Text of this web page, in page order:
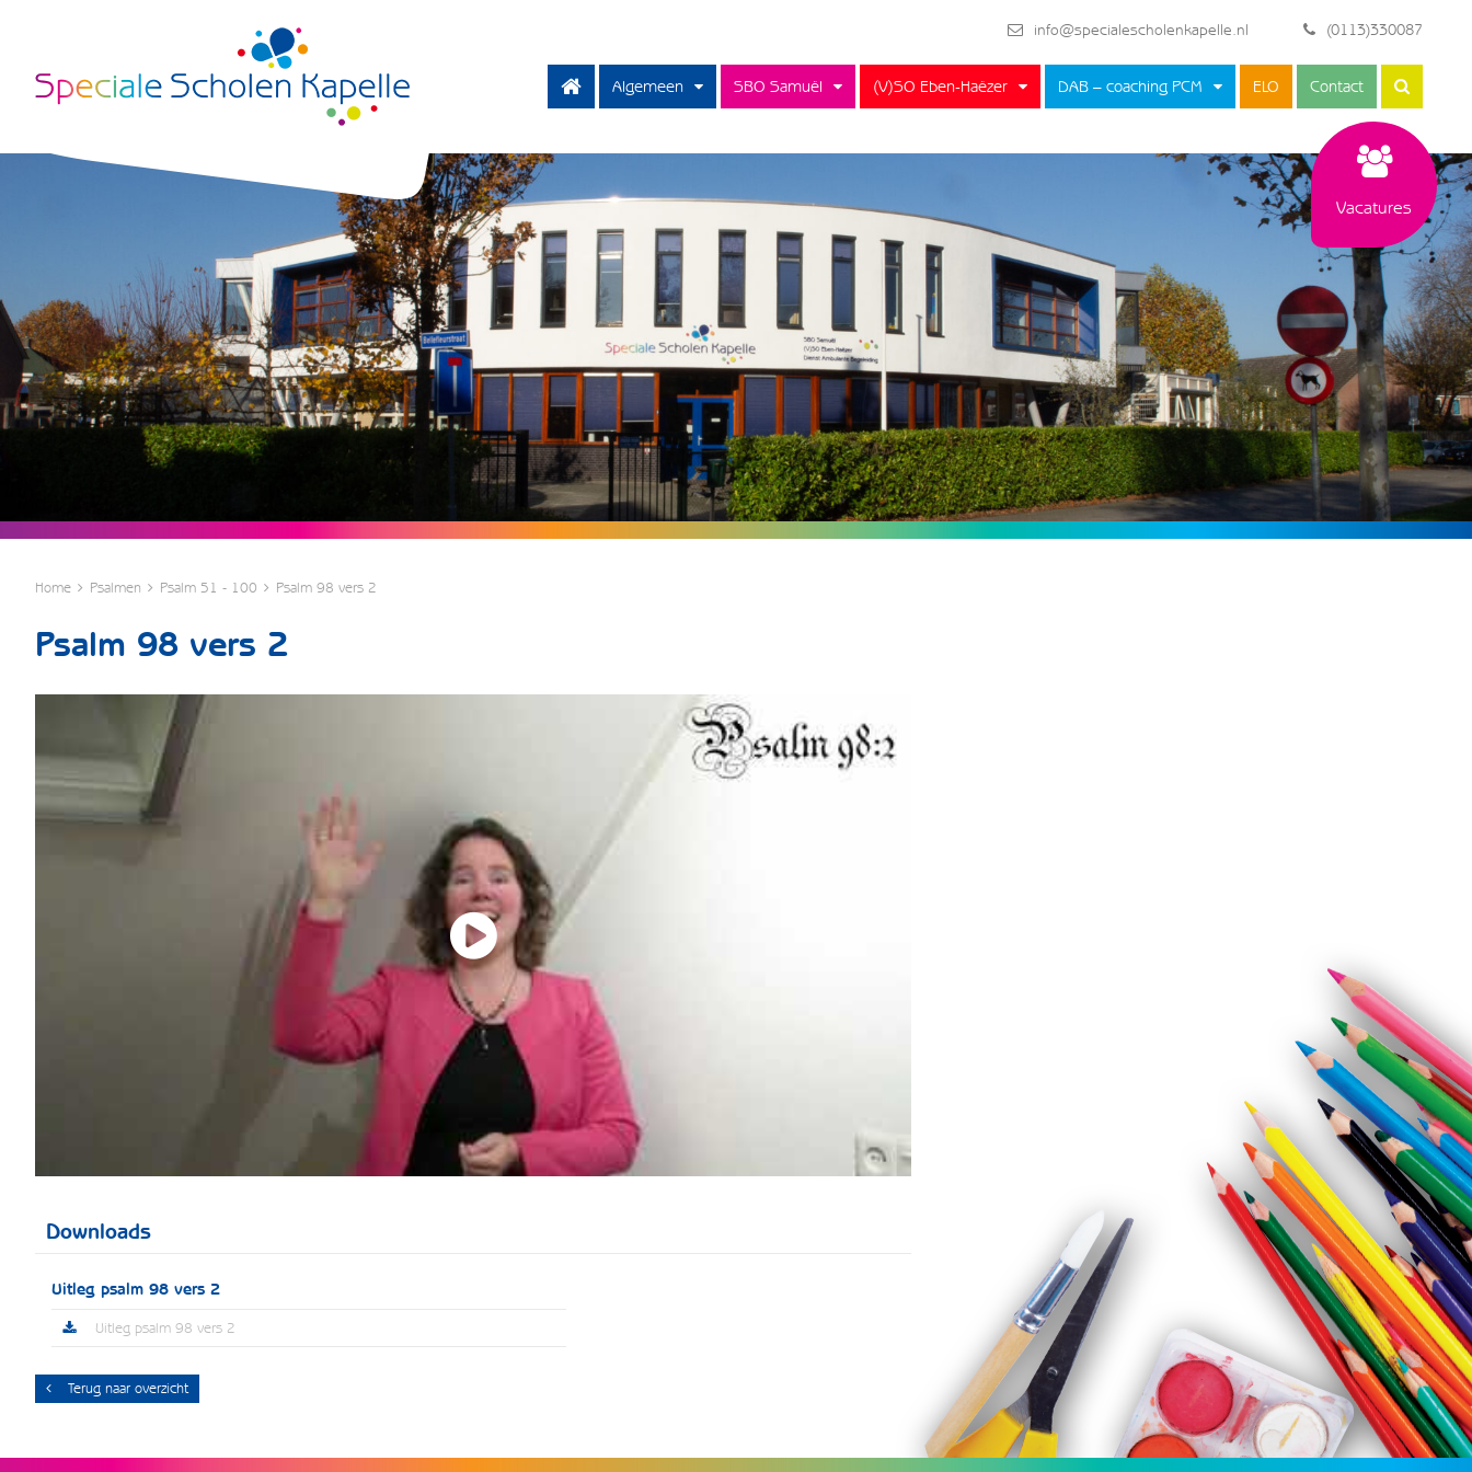
info@specialescholenkapelle.nl (0113)330087
Algemeen SBO Samuël (V)SO Eben-Haëzer DAB – coaching PCM ELO Contact
Vacatures
Home Psalmen Psalm 51 - 100 Psalm 98 vers 2
Psalm 98 vers 2
Downloads
Uitleg psalm 98 vers 2
Uitleg psalm 98 vers 2
Terug naar overzicht